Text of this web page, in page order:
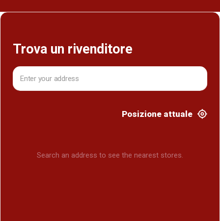
Trova un rivenditore
Posizione attuale
Search an address to see the nearest stores.